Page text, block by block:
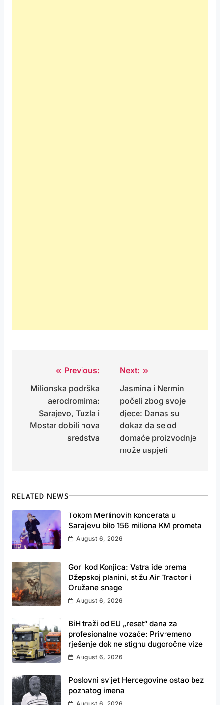
navigation
Previous:
Milionska podrška
aerodromima:
Sarajevo, Tuzla i
Mostar dobili nova
sredstva
Next:
Jasmina i Nermin
počeli zbog svoje
djece: Danas su
dokaz da se od
domaće proizvodnje
može uspjeti
RELATED NEWS
Tokom Merlinovih koncerata u
Sarajevu bilo 156 miliona KM prometa
August 6, 2026
Gori kod Konjica: Vatra ide prema
Džepskoj planini, stižu Air Tractor i
Oružane snage
August 6, 2026
BiH traži od EU „reset“ dana za
profesionalne vozače: Privremeno
rješenje dok ne stignu dugoročne vize
August 6, 2026
Poslovni svijet Hercegovine ostao bez
poznatog imena
August 6, 2026